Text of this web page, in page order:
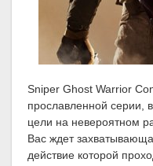
Sniper Ghost Warrior
прославленной серии,
цели на невероятном
Вас ждет
действие которой